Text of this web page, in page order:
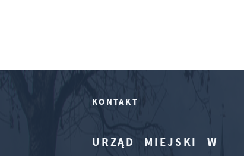
KONTAKT
URZĄD MIEJSKI W